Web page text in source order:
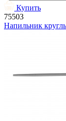
Купить
75503
Напильник